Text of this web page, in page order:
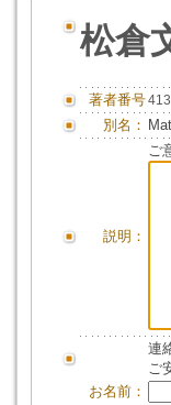
松倉
著者番号
別名：
説明：
ご
連
ご
お名前：